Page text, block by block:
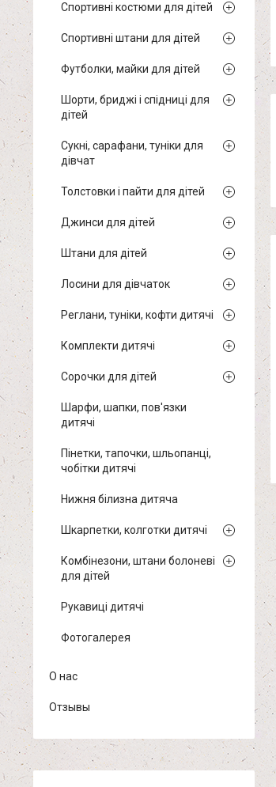
Спортивні костюми для дітей
Спортивні штани для дітей
Футболки, майки для дітей
Шорти, бриджі і спідниці для
дітей
Сукні, сарафани, туніки для
дівчат
Толстовки і пайти для дітей
Джинси для дітей
Штани для дітей
Лосини для дівчаток
Реглани, туніки, кофти дитячі
Комплекти дитячі
Сорочки для дітей
Шарфи, шапки, пов'язки
дитячі
Пінетки, тапочки, шльопанці,
чобітки дитячі
Нижня білизна дитяча
Шкарпетки, колготки дитячі
Комбінезони, штани болоневі
для дітей
Рукавиці дитячі
Фотогалерея
О нас
Отзывы